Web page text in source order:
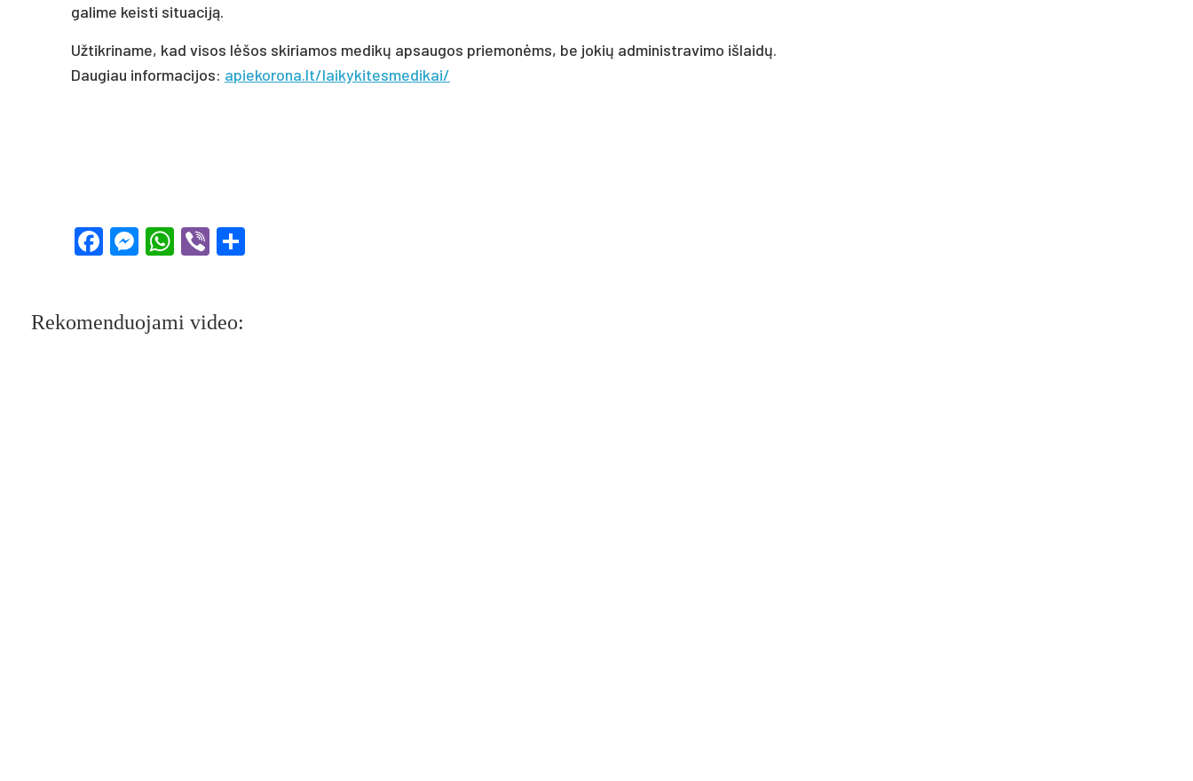
galime keisti situaciją.
Užtikriname, kad visos lėšos skiriamos medikų apsaugos priemonėms, be jokių administravimo išlaidų.
Daugiau informacijos: apiekorona.lt/laikykitesmedikai/
Facebook
Messenger
WhatsApp
Viber
Rekomenduojami video: